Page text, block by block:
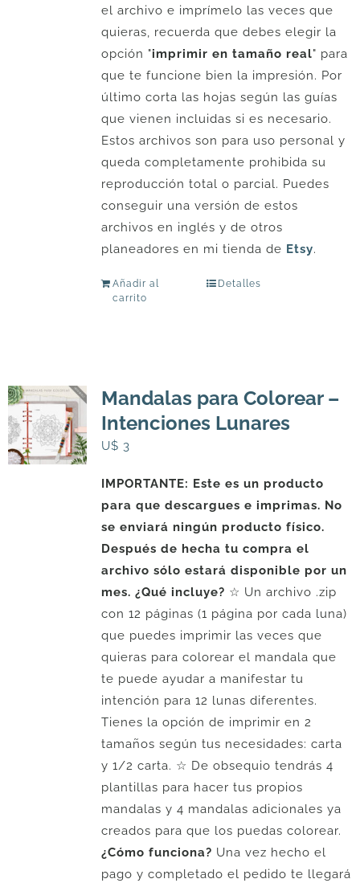
el archivo e imprímelo las veces que
quieras, recuerda que debes elegir la
opción "imprimir en tamaño real" para
que te funcione bien la impresión. Por
último corta las hojas según las guías
que vienen incluidas si es necesario.
Estos archivos son para uso personal y
queda completamente prohibida su
reproducción total o parcial. Puedes
conseguir una versión de estos
archivos en inglés y de otros
planeadores en mi tienda de Etsy.
Añadir al
carrito
Detalles
Mandalas para Colorear –
Intenciones Lunares
U$ 3
IMPORTANTE: Este es un producto
para que descargues e imprimas. No
se enviará ningún producto físico.
Después de hecha tu compra el
archivo sólo estará disponible por un
mes. ¿Qué incluye? ☆ Un archivo .zip
con 12 páginas (1 página por cada luna)
que puedes imprimir las veces que
quieras para colorear el mandala que
te puede ayudar a manifestar tu
intención para 12 lunas diferentes.
Tienes la opción de imprimir en 2
tamaños según tus necesidades: carta
y 1/2 carta. ☆ De obsequio tendrás 4
plantillas para hacer tus propios
mandalas y 4 mandalas adicionales ya
creados para que los puedas colorear.
¿Cómo funciona? Una vez hecho el
pago y completado el pedido te llegará